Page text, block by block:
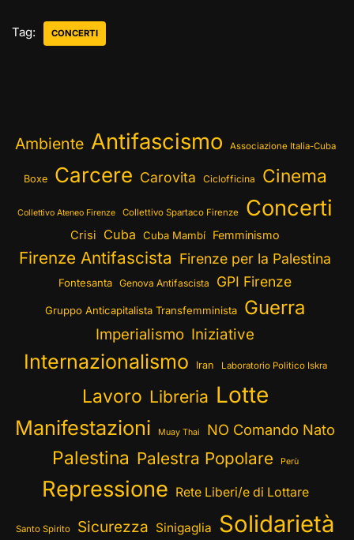
Tag: CONCERTI
Ambiente Antifascismo Associazione Italia-Cuba
Boxe Carcere Carovita Ciclofficina Cinema
Collettivo Ateneo Firenze Collettivo Spartaco Firenze Concerti
Crisi Cuba Cuba Mambí Femminismo
Firenze Antifascista Firenze per la Palestina
Fontesanta Genova Antifascista GPI Firenze
Gruppo Anticapitalista Transfemminista Guerra
Imperialismo Iniziative
Internazionalismo Iran Laboratorio Politico Iskra
Lavoro Libreria Lotte
Manifestazioni Muay Thai NO Comando Nato
Palestina Palestra Popolare Perù
Repressione Rete Liberi/e di Lottare
Santo Spirito Sicurezza Sinigaglia Solidarietà